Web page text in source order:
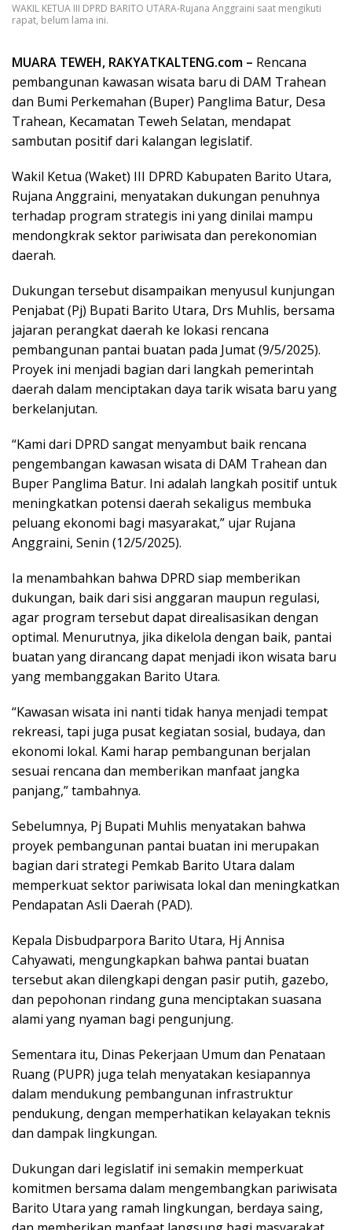
WAKIL KETUA III DPRD BARITO UTARA-Rujana Anggraini saat mengikuti
rapat, belum lama ini.
MUARA TEWEH, RAKYATKALTENG.com – Rencana
pembangunan kawasan wisata baru di DAM Trahean
dan Bumi Perkemahan (Buper) Panglima Batur, Desa
Trahean, Kecamatan Teweh Selatan, mendapat
sambutan positif dari kalangan legislatif.
Wakil Ketua (Waket) III DPRD Kabupaten Barito Utara,
Rujana Anggraini, menyatakan dukungan penuhnya
terhadap program strategis ini yang dinilai mampu
mendongkrak sektor pariwisata dan perekonomian
daerah.
Dukungan tersebut disampaikan menyusul kunjungan
Penjabat (Pj) Bupati Barito Utara, Drs Muhlis, bersama
jajaran perangkat daerah ke lokasi rencana
pembangunan pantai buatan pada Jumat (9/5/2025).
Proyek ini menjadi bagian dari langkah pemerintah
daerah dalam menciptakan daya tarik wisata baru yang
berkelanjutan.
“Kami dari DPRD sangat menyambut baik rencana
pengembangan kawasan wisata di DAM Trahean dan
Buper Panglima Batur. Ini adalah langkah positif untuk
meningkatkan potensi daerah sekaligus membuka
peluang ekonomi bagi masyarakat,” ujar Rujana
Anggraini, Senin (12/5/2025).
Ia menambahkan bahwa DPRD siap memberikan
dukungan, baik dari sisi anggaran maupun regulasi,
agar program tersebut dapat direalisasikan dengan
optimal. Menurutnya, jika dikelola dengan baik, pantai
buatan yang dirancang dapat menjadi ikon wisata baru
yang membanggakan Barito Utara.
“Kawasan wisata ini nanti tidak hanya menjadi tempat
rekreasi, tapi juga pusat kegiatan sosial, budaya, dan
ekonomi lokal. Kami harap pembangunan berjalan
sesuai rencana dan memberikan manfaat jangka
panjang,” tambahnya.
Sebelumnya, Pj Bupati Muhlis menyatakan bahwa
proyek pembangunan pantai buatan ini merupakan
bagian dari strategi Pemkab Barito Utara dalam
memperkuat sektor pariwisata lokal dan meningkatkan
Pendapatan Asli Daerah (PAD).
Kepala Disbudparpora Barito Utara, Hj Annisa
Cahyawati, mengungkapkan bahwa pantai buatan
tersebut akan dilengkapi dengan pasir putih, gazebo,
dan pepohonan rindang guna menciptakan suasana
alami yang nyaman bagi pengunjung.
Sementara itu, Dinas Pekerjaan Umum dan Penataan
Ruang (PUPR) juga telah menyatakan kesiapannya
dalam mendukung pembangunan infrastruktur
pendukung, dengan memperhatikan kelayakan teknis
dan dampak lingkungan.
Dukungan dari legislatif ini semakin memperkuat
komitmen bersama dalam mengembangkan pariwisata
Barito Utara yang ramah lingkungan, berdaya saing,